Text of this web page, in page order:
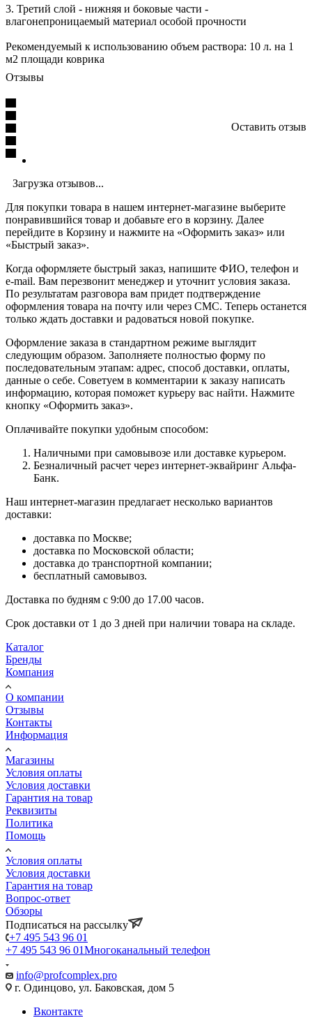
3. Третий слой - нижняя и боковые части -
влагонепроницаемый материал особой прочности
Рекомендуемый к использованию объем раствора: 10 л. на 1
м2 площади коврика
Отзывы
Оставить отзыв
Загрузка отзывов...
Для покупки товара в нашем интернет-магазине выберите
понравившийся товар и добавьте его в корзину. Далее
перейдите в Корзину и нажмите на «Оформить заказ» или
«Быстрый заказ».
Когда оформляете быстрый заказ, напишите ФИО, телефон и
e-mail. Вам перезвонит менеджер и уточнит условия заказа.
По результатам разговора вам придет подтверждение
оформления товара на почту или через СМС. Теперь останется
только ждать доставки и радоваться новой покупке.
Оформление заказа в стандартном режиме выглядит
следующим образом. Заполняете полностью форму по
последовательным этапам: адрес, способ доставки, оплаты,
данные о себе. Советуем в комментарии к заказу написать
информацию, которая поможет курьеру вас найти. Нажмите
кнопку «Оформить заказ».
Оплачивайте покупки удобным способом:
Наличными при самовывозе или доставке курьером.
Безналичный расчет через интернет-эквайринг Альфа-
Банк.
Наш интернет-магазин предлагает несколько вариантов
доставки:
доставка по Москве;
доставка по Московской области;
доставка до транспортной компании;
бесплатный самовывоз.
Доставка по будням с 9:00 до 17.00 часов.
Срок доставки от 1 до 3 дней при наличии товара на складе.
Каталог
Бренды
Компания
О компании
Отзывы
Контакты
Информация
Магазины
Условия оплаты
Условия доставки
Гарантия на товар
Реквизиты
Политика
Помощь
Условия оплаты
Условия доставки
Гарантия на товар
Вопрос-ответ
Обзоры
Подписаться на рассылку
+7 495 543 96 01
+7 495 543 96 01Многоканальный телефон
info@profcomplex.pro
г. Одинцово, ул. Баковская, дом 5
Вконтакте